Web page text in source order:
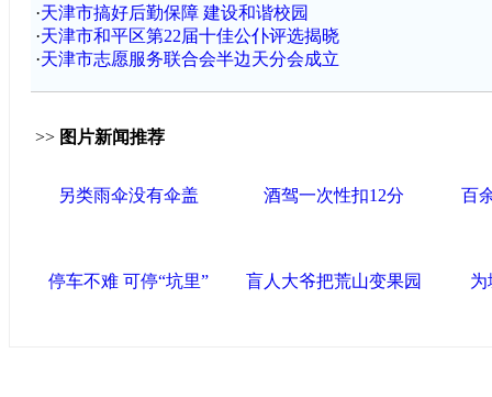
·天津市搞好后勤保障 建设和谐校园
·天津市和平区第22届十佳公仆评选揭晓
·天津市志愿服务联合会半边天分会成立
>> 图片新闻推荐
另类雨伞没有伞盖 酒驾一次性扣12分 百
停车不难 可停“坑里” 盲人大爷把荒山变果园 为